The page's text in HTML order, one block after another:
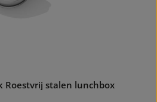
Roestvrij stalen lunchbox